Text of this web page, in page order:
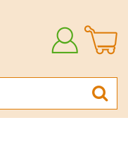
Prihlásiť